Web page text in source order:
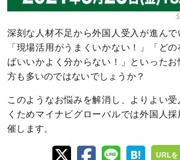
深刻な人材不足から外国人受入が進ん
「現場活用がうまくいかない！」「ど
ばいいかよく分からない！」といった
方も多いのではないでしょうか？
このようなお悩みを解消し、よりよい
くためマイナビグローバルでは外国人
催します。
URLを